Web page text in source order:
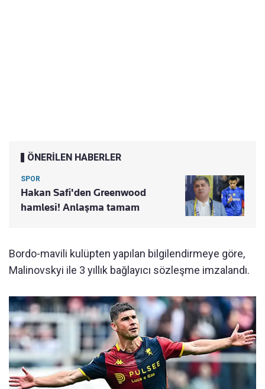
ÖNERİLEN HABERLER
SPOR
Hakan Safi'den Greenwood
hamlesi! Anlaşma tamam
Bordo-mavili kulüpten yapılan bilgilendirmeye göre,
Malinovskyi ile 3 yıllık bağlayıcı sözleşme imzalandı.